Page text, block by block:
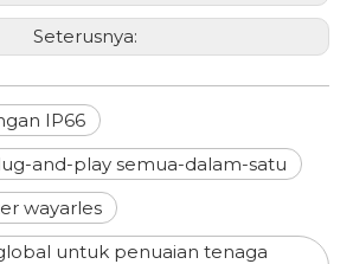
Seterusnya:
IP66
and-play semua-dalam-satu
wayarles
untuk penuaian tenaga